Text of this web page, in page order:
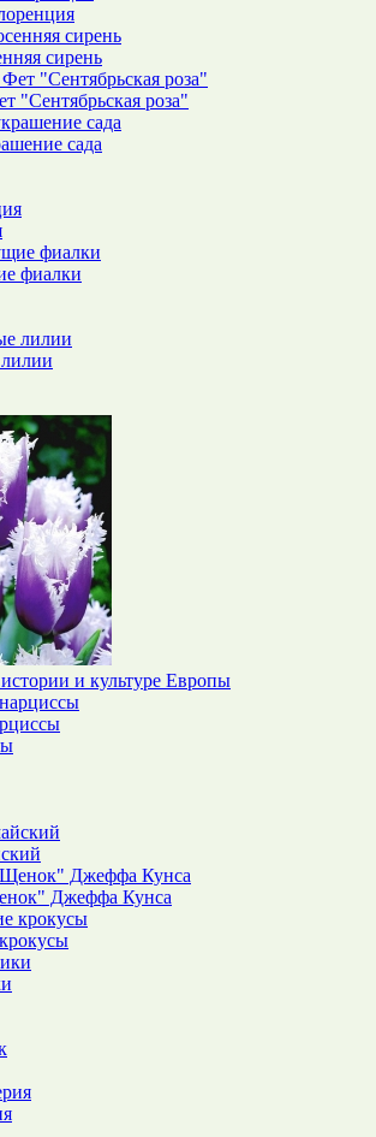
сирень
"Сентябрьская роза"
сада
фиалки
и культуре Европы
Джеффа Кунса